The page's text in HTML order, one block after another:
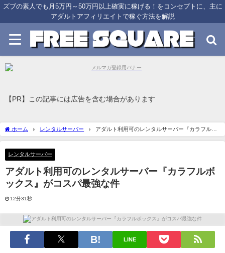
ズブの素人でも月5万円～50万円以上確実に稼げる！をコンセプトに、主に
アダルトアフィリエイトで稼ぐ方法を解説
【PR】この記事には広告を含む場合があります
ホーム レンタルサーバー
アダルト利用可のレンタルサーバー『カラフルボ
ックス』がコスパ最強な件
レンタルサーバー
アダルト利用可のレンタルサーバー『カラフルボ
ックス』がコスパ最強な件
12分31秒
LINE